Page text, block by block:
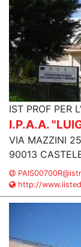
IST PROF PER
I.P.A.A.
VIA MAZZINI 25
90013
http://